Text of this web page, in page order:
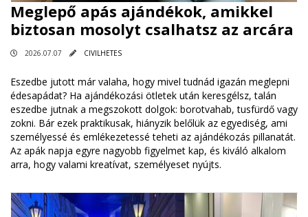
Meglepő apás ajándékok, amikkel
biztosan mosolyt csalhatsz az arcára
2026.07.07 CIVILHETES
Eszedbe jutott már valaha, hogy mivel tudnád igazán meglepni
édesapádat? Ha ajándékozási ötletek után keresgélsz, talán
eszedbe jutnak a megszokott dolgok: borotvahab, tusfürdő vagy
zokni. Bár ezek praktikusak, hiányzik belőlük az egyediség, ami
személyessé és emlékezetessé teheti az ajándékozás pillanatát.
Az apák napja egyre nagyobb figyelmet kap, és kiváló alkalom
arra, hogy valami kreatívat, személyeset nyújts.